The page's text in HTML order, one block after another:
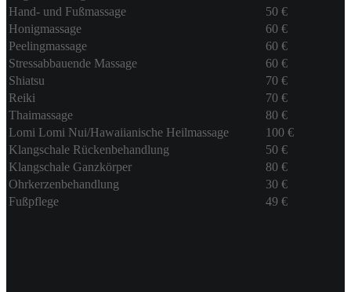
Hand- und Fußmassage
50 €
Honigmassage
60 €
Peelingmassage
60 €
Stressabbauende Massage
60 €
Shiatsu
70 €
Reiki
70 €
Thaimassage
80 €
Lomi Lomi Nui/Hawaiianische Heilmassage
100 €
Klangschale Rückenbehandlung
50 €
Klangschale Ganzkörper
80 €
Ohrkerzenbehandlung
30 €
Fußpflege
49 €